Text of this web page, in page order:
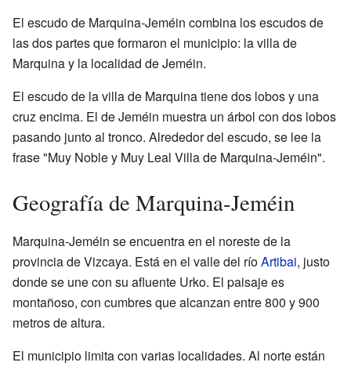
El escudo de Marquina-Jeméin combina los escudos de
las dos partes que formaron el municipio: la villa de
Marquina y la localidad de Jeméin.
El escudo de la villa de Marquina tiene dos lobos y una
cruz encima. El de Jeméin muestra un árbol con dos lobos
pasando junto al tronco. Alrededor del escudo, se lee la
frase "Muy Noble y Muy Leal Villa de Marquina-Jeméin".
Geografía de Marquina-Jeméin
Marquina-Jeméin se encuentra en el noreste de la
provincia de Vizcaya. Está en el valle del ríoArtibai, justo
donde se une con su afluente Urko. El paisaje es
montañoso, con cumbres que alcanzan entre 800 y 900
metros de altura.
El municipio limita con varias localidades. Al norte están